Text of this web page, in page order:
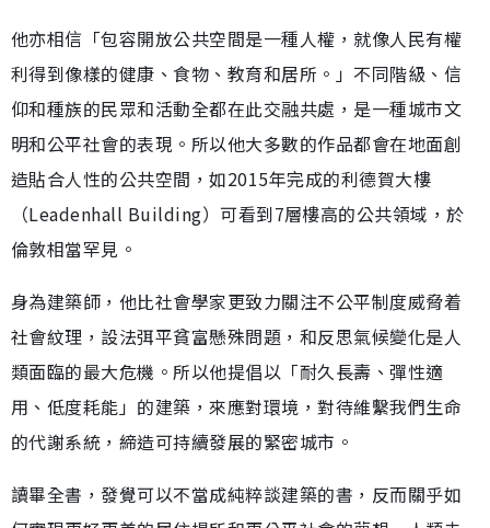
他亦相信「包容開放公共空間是一種人權，就像人民有權
利得到像樣的健康、食物、教育和居所。」不同階級、信
仰和種族的民眾和活動全都在此交融共處，是一種城市文
明和公平社會的表現。所以他大多數的作品都會在地面創
造貼合人性的公共空間，如2015年完成的利德賀大樓
（Leadenhall Building）可看到7層樓高的公共領域，於
倫敦相當罕見。
身為建築師，他比社會學家更致力關注不公平制度威脅着
社會紋理，設法弭平貧富懸殊問題，和反思氣候變化是人
類面臨的最大危機。所以他提倡以「耐久長壽、彈性適
用、低度耗能」的建築，來應對環境，對待維繫我們生命
的代謝系統，締造可持續發展的緊密城市。
讀畢全書，發覺可以不當成純粹談建築的書，反而關乎如